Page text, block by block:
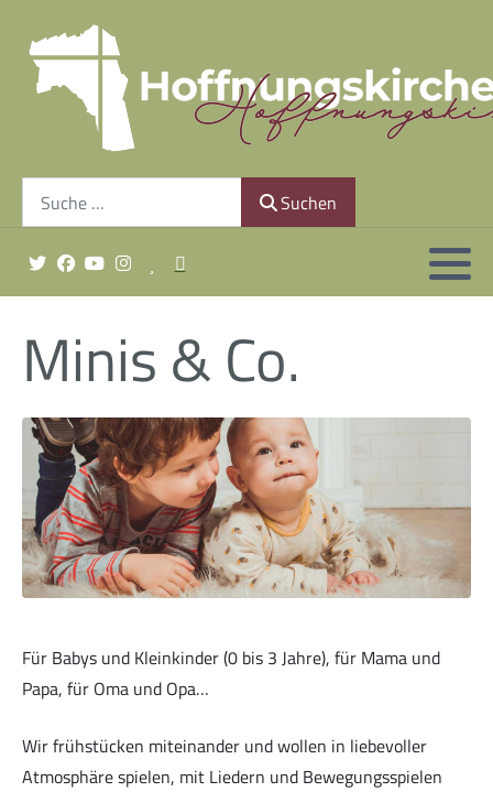
Suchen
Minis & Co.
Für Babys und Kleinkinder (0 bis 3 Jahre), für Mama und
Papa, für Oma und Opa…
Wir frühstücken miteinander und wollen in liebevoller
Atmosphäre spielen, mit Liedern und Bewegungsspielen
Gottesdienst sonntags um 10:30 Uhr
Minis & Co.
Musik zur Ehre Gottes
Bibelstunde
Gemeindeleitung
Finanzierung